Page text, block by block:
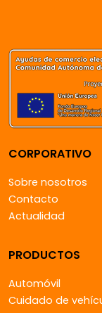
CORPORATIVO
Sobre nosotros
Contacto
Actualidad
PRODUCTOS
Automóvil
Cuidado de